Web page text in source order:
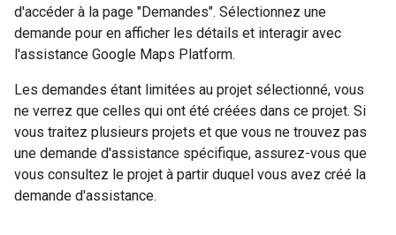
d'accéder à la page "Demandes". Sélectionnez une
demande pour en afficher les détails et interagir avec
l'assistance Google Maps Platform.
Les demandes étant limitées au projet sélectionné, vous
ne verrez que celles qui ont été créées dans ce projet. Si
vous traitez plusieurs projets et que vous ne trouvez pas
une demande d'assistance spécifique, assurez-vous que
vous consultez le projet à partir duquel vous avez créé la
demande d'assistance.